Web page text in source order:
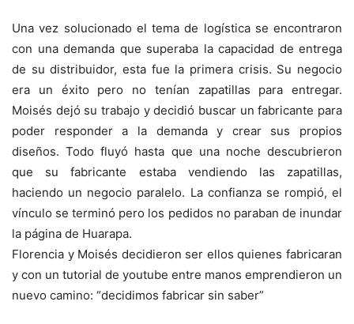
Una vez solucionado el tema de logística se encontraron
con una demanda que superaba la capacidad de entrega
de su distribuidor, esta fue la primera crisis. Su negocio
era un éxito pero no tenían zapatillas para entregar.
Moisés dejó su trabajo y decidió buscar un fabricante para
poder responder a la demanda y crear sus propios
diseños. Todo fluyó hasta que una noche descubrieron
que su fabricante estaba vendiendo las zapatillas,
haciendo un negocio paralelo. La confianza se rompió, el
vínculo se terminó pero los pedidos no paraban de inundar
la página de Huarapa.
Florencia y Moisés decidieron ser ellos quienes fabricaran
y con un tutorial de youtube entre manos emprendieron un
nuevo camino: “decidimos fabricar sin saber”